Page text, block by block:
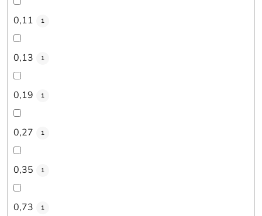
0,11 1
0,13 1
0,19 1
0,27 1
0,35 1
0,73 1